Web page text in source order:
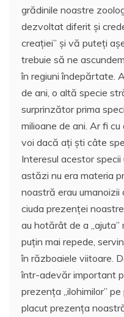
grădinile noastre
dezvoltat diferit și
creației” și vă puteți
trebuie să ne
în regiuni îndepărtate.
de ani, o altă specie
surprinzător prima
milioane de ani. Ar fi
voi dacă ați ști câte
Interesul acestor specii
astăzi nu era materia
noastră erau
ciuda prezenței
au hotărât de a
puțin mai repede,
în războaiele viitoare.
într-adevăr important
prezența „ilohimilor”
placut prezența